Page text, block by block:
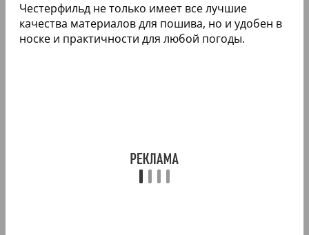
Честерфильд не только имеет все лучшие
качества материалов для пошива, но и удобен в
носке и практичности для любой погоды.